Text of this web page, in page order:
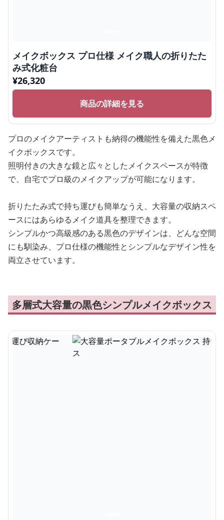
メイクボックス プロ仕様 メイク職人の折りたた
み式化粧台
¥26,320
商品の詳細を見る
プロのメイクアーティストも納得の機能性を備えた黒色メ
イクボックスです。
照明付きの大きな鏡と広々としたメイクスペースが特徴
で、自宅でプロ級のメイクアップが可能になります。
折りたたみ式で持ち運びも簡単なうえ、大容量の収納スペ
ースにはあらゆるメイク道具を整理できます。
シンプルかつ高級感のある黒色のデザインは、どんな空間
にも馴染み、プロ仕様の機能性とシンプルなデザイン性を
両立させています。
多層式大容量の黒色シンプルメイクボックス